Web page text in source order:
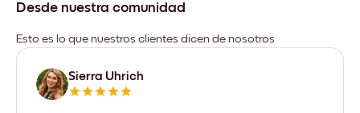
Desde nuestra comunidad
Esto es lo que nuestros clientes dicen de nosotros
Sierra Uhrich